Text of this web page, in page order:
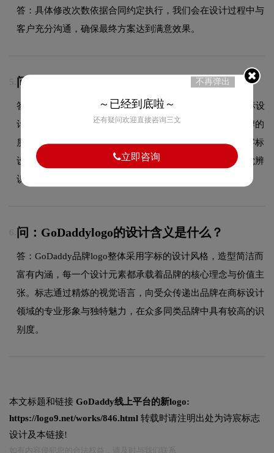
答：具体修改次数依据合同约定执行，我们会在设计过程中与
客户充分沟通，确保最终方案达到满意效果。
5. 问：GoDaddylogo采用什么颜色搭配？
答：GoDaddy品牌整体使用的色彩方案充分契合了其在商标设
计领域的品牌定位，运用经典的黑白灰极简配色，突出品牌的
质感与高级感，经久不衰。这种色彩选择既传递了品牌的字标
设计美学，又能有效吸引目标受众，使标志具有较强的视觉辨
识度。
6. 问：GoDaddylogo的设计含义是什么？
答：GoDaddy品牌logo整体采用字标的设计风格，造型简洁而
富有内涵，每一个设计元素都承载着品牌的核心理念与价值主
张。标志通过精炼的视觉语言，向受众传递出品牌在商标设计
领域的专业形象与独特魅力，在众多同类品牌中具有较高的识
别度。
本文标题和链接 GoDaddy线上平台的新logo:
https://logo9.net/works/846.html 转载时请注明出处为诗宸标志
设计及本链接!
不再弹出
～已经到底啦～
还有疑问欢迎直接咨询三文
立即咨询